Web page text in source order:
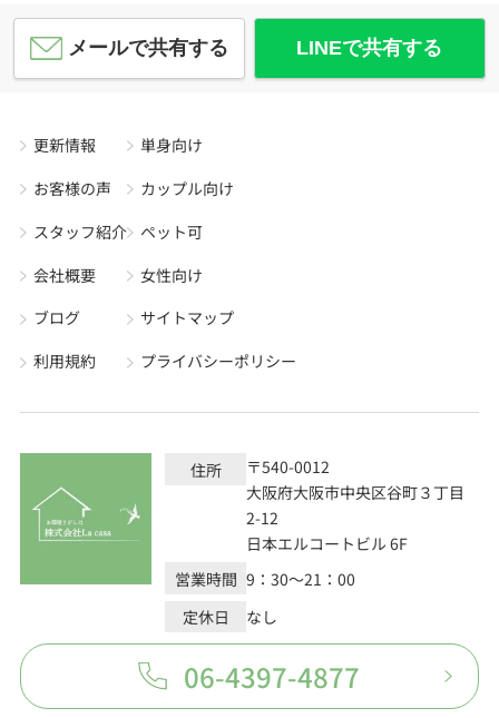
メールで共有する LINEで共有する
更新情報
お客様の声
スタッフ紹介
会社概要
ブログ
利用規約
単身向け
カップル向け
ペット可
女性向け
サイトマップ
プライバシーポリシー
住所
〒540-0012
大阪府大阪市中央区谷町３丁目
2-12
日本エルコートビル 6F
営業時間 9：30～21：00
定休日
なし
06-4397-4877